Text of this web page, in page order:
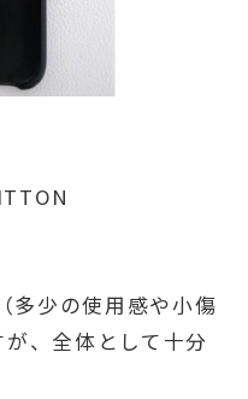
多少の使用感や小傷
、全体として十分